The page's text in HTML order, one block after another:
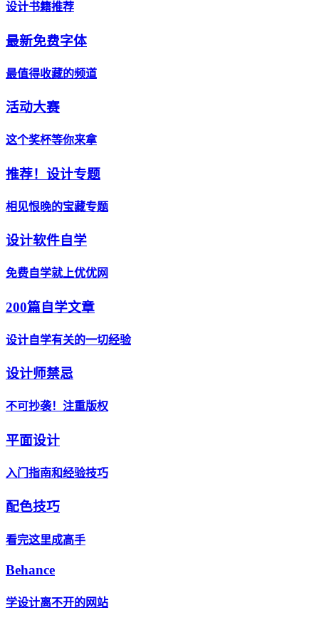
设计书籍推荐
最新免费字体
最值得收藏的频道
活动大赛
这个奖杯等你来拿
推荐！设计专题
相见恨晚的宝藏专题
设计软件自学
免费自学就上优优网
200篇自学文章
设计自学有关的一切经验
设计师禁忌
不可抄袭！注重版权
平面设计
入门指南和经验技巧
配色技巧
看完这里成高手
Behance
学设计离不开的网站